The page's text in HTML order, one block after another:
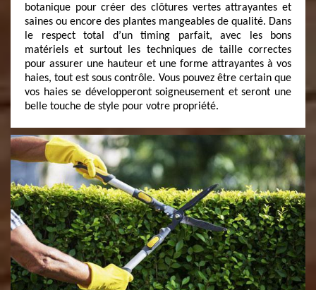
botanique pour créer des clôtures vertes attrayantes et
saines ou encore des plantes mangeables de qualité. Dans
le respect total d’un timing parfait, avec les bons
matériels et surtout les techniques de taille correctes
pour assurer une hauteur et une forme attrayantes à vos
haies, tout est sous contrôle. Vous pouvez être certain que
vos haies se développeront soigneusement et seront une
belle touche de style pour votre propriété.